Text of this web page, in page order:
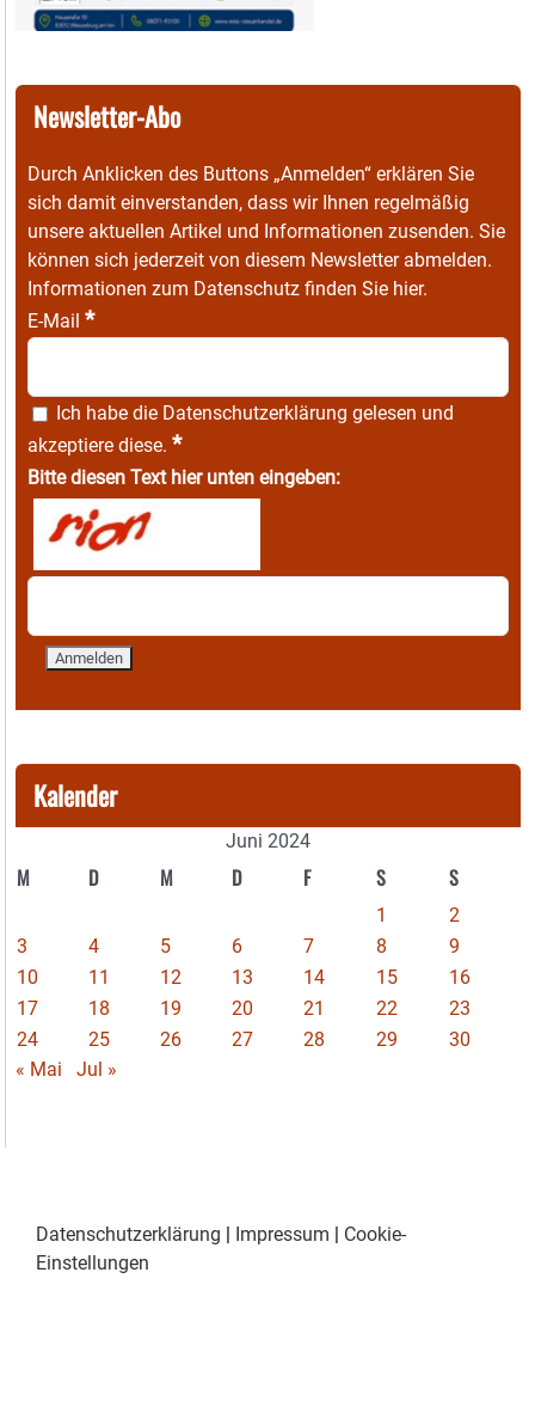
Newsletter-Abo
Durch Anklicken des Buttons „Anmelden“ erklären Sie
sich damit einverstanden, dass wir Ihnen regelmäßig
unsere aktuellen Artikel und Informationen zusenden. Sie
können sich jederzeit von diesem Newsletter abmelden.
Informationen zum Datenschutz finden Sie hier.
E-Mail *
Ich habe die Datenschutzerklärung gelesen und
akzeptiere diese. *
Bitte diesen Text hier unten eingeben:
Kalender
Juni 2024
M D M D F S S
1
2
3
4 5 6 7 8
9
10
11 12 13 14 15
16
17
18 19 20 21 22
23
24
25 26 27 28 29
30
« Mai
Jul »
Datenschutzerklärung | Impressum | Cookie-
Einstellungen